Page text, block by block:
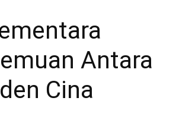
Antara
Cina